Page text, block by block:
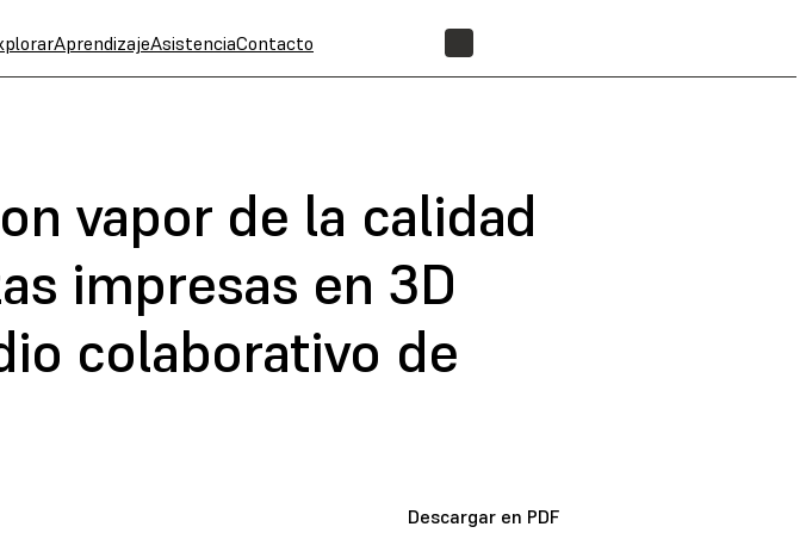
AprendizajeAsistenciaContacto
vapor de la calidad
impresas en 3D
colaborativo de
Descargar en PDF